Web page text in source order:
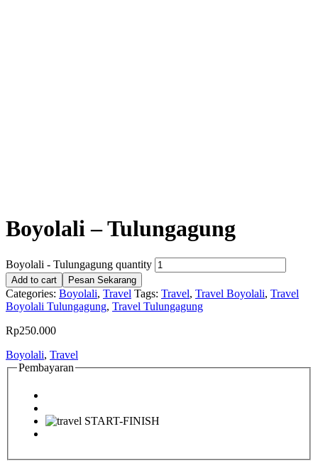
Boyolali – Tulungagung
Boyolali - Tulungagung quantity
Add to cart Pesan Sekarang
Categories: Boyolali, Travel Tags: Travel, Travel Boyolali, Travel
Boyolali Tulungagung, Travel Tulungagung
Rp250.000
Boyolali, Travel
Pembayaran